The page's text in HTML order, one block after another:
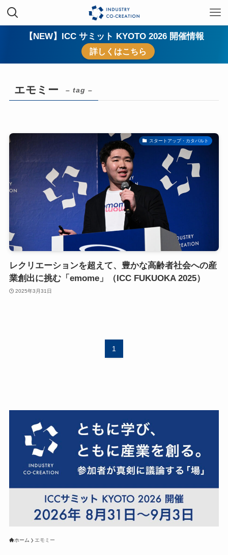
【NEW】ICC サミット KYOTO 2026 開催情報
詳しくはこちら
エモミー – tag –
スタートアップ・カタパルト
レクリエーションを超えて、豊かな高齢者社会への産
業創出に挑む「emome」（ICC FUKUOKA 2025）
2025年3月31日
1
ホーム エモミー